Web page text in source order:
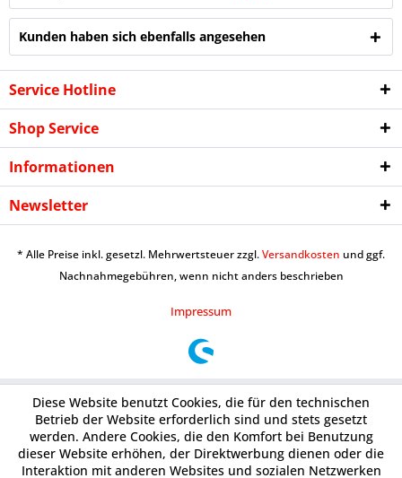
Kunden haben sich ebenfalls angesehen
Service Hotline
Shop Service
Informationen
Newsletter
* Alle Preise inkl. gesetzl. Mehrwertsteuer zzgl.Versandkosten und ggf.
Nachnahmegebühren, wenn nicht anders beschrieben
Impressum
Diese Website benutzt Cookies, die für den technischen
Betrieb der Website erforderlich sind und stets gesetzt
werden. Andere Cookies, die den Komfort bei Benutzung
dieser Website erhöhen, der Direktwerbung dienen oder die
Interaktion mit anderen Websites und sozialen Netzwerken